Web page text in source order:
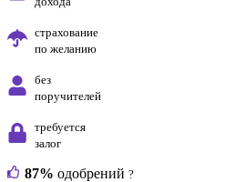
страхование
по желанию
без
поручителей
требуется
залог
87% одобрений ?